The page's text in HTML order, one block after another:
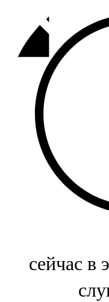
92,9 FM
Базарлы
107,1 FM
Балык
104,9 FM
Баулы
107,5 FM
Биләр
Болгар
сейчас в